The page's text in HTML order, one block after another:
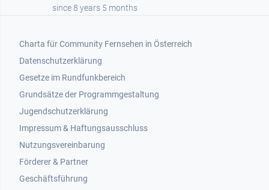
since 8 years 5 months
Footer 1
Charta für Community Fernsehen in Österreich
Datenschutzerklärung
Gesetze im Rundfunkbereich
Grundsätze der Programmgestaltung
Jugendschutzerklärung
Impressum & Haftungsausschluss
Nutzungsvereinbarung
Footer 2
Förderer & Partner
Geschäftsführung